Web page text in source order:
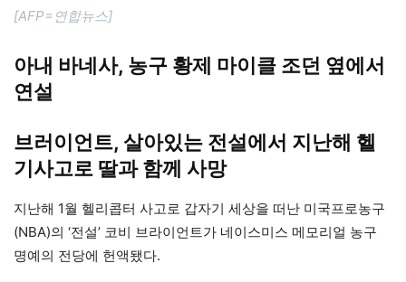
[AFP=연합뉴스]
아내 바네사, 농구 황제 마이클 조던 옆에서
연설
브러이언트, 살아있는 전설에서 지난해 헬
기사고로 딸과 함께 사망
지난해 1월 헬리콥터 사고로 갑자기 세상을 떠난 미국프로농구
(NBA)의 ‘전설’ 코비 브라이언트가 네이스미스 메모리얼 농구
명예의 전당에 헌액됐다.